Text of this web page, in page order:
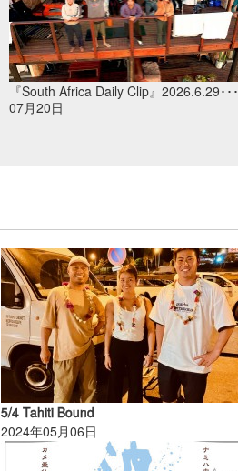
『South Africa Daily Clip』2026.6.29･･･
07月20日
5/4 Tahiti Bound
2024年05月06日